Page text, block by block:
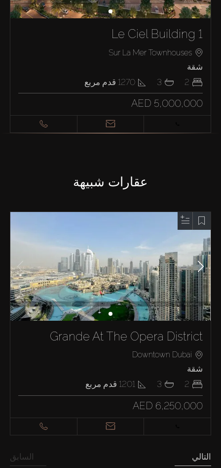
Le Ciel Building 1
Sur La Mer Townhouses
شقة
2
3
1270 قدم مربع
AED 5,000,000
عقارات شبيهة
Grande At The Opera District
Downtown Dubai
شقة
2
3
1201 قدم مربع
AED 6,250,000
السابق التالي